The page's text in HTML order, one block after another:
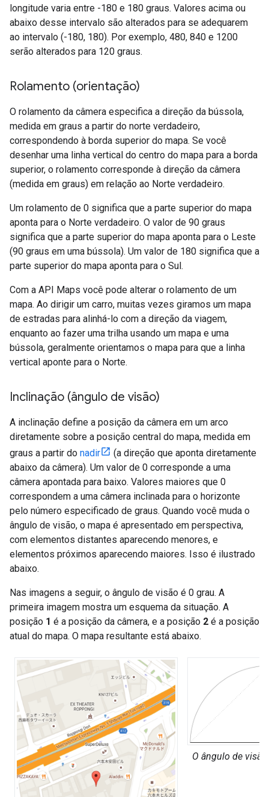
longitude varia entre -180 e 180 graus. Valores acima ou
abaixo desse intervalo são alterados para se adequarem
ao intervalo (-180, 180). Por exemplo, 480, 840 e 1200
serão alterados para 120 graus.
Rolamento (orientação)
O rolamento da câmera especifica a direção da bússola,
medida em graus a partir do norte verdadeiro,
correspondendo à borda superior do mapa. Se você
desenhar uma linha vertical do centro do mapa para a borda
superior, o rolamento corresponde à direção da câmera
(medida em graus) em relação ao Norte verdadeiro.
Um rolamento de 0 significa que a parte superior do mapa
aponta para o Norte verdadeiro. O valor de 90 graus
significa que a parte superior do mapa aponta para o Leste
(90 graus em uma bússola). Um valor de 180 significa que a
parte superior do mapa aponta para o Sul.
Com a API Maps você pode alterar o rolamento de um
mapa. Ao dirigir um carro, muitas vezes giramos um mapa
de estradas para alinhá-lo com a direção da viagem,
enquanto ao fazer uma trilha usando um mapa e uma
bússola, geralmente orientamos o mapa para que a linha
vertical aponte para o Norte.
Inclinação (ângulo de visão)
A inclinação define a posição da câmera em um arco
diretamente sobre a posição central do mapa, medida em
graus a partir do nadir
(a direção que aponta diretamente
abaixo da câmera). Um valor de 0 corresponde a uma
câmera apontada para baixo. Valores maiores que 0
correspondem a uma câmera inclinada para o horizonte
pelo número especificado de graus. Quando você muda o
ângulo de visão, o mapa é apresentado em perspectiva,
com elementos distantes aparecendo menores, e
elementos próximos aparecendo maiores. Isso é ilustrado
abaixo.
Nas imagens a seguir, o ângulo de visão é 0 grau. A
primeira imagem mostra um esquema da situação. A
posição 1 é a posição da câmera, e a posição 2 é a posição
atual do mapa. O mapa resultante está abaixo.
O ângulo de